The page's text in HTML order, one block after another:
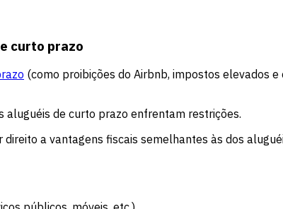
curto prazo
(como proibições do Airbnb, impostos elevados
aluguéis de curto prazo enfrentam restrições.
a vantagens fiscais semelhantes às dos